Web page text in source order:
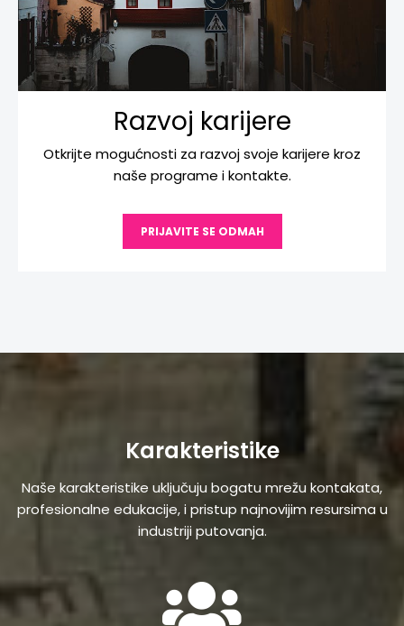
Razvoj karijere
Otkrijte mogućnosti za razvoj svoje karijere kroz
naše programe i kontakte.
PRIJAVITE SE ODMAH
Karakteristike
Naše karakteristike uključuju bogatu mrežu kontakata,
profesionalne edukacije, i pristup najnovijim resursima u
industriji putovanja.